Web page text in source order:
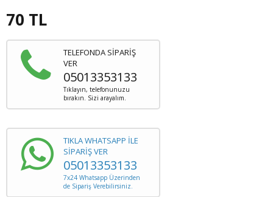
70 TL
TELEFONDA SİPARİŞ
VER
05013353133
Tıklayın, telefonunuzu
bırakın. Sizi arayalım.
TIKLA WHATSAPP İLE
SİPARİŞ VER
05013353133
7x24 Whatsapp Üzerinden
de Sipariş Verebilirsiniz.